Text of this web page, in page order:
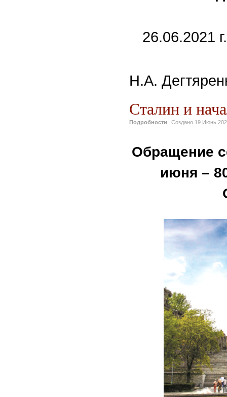
26.06.2021
Н.А.
Сталин и
Подробности Создано 19 Июнь
Обращение
июня –